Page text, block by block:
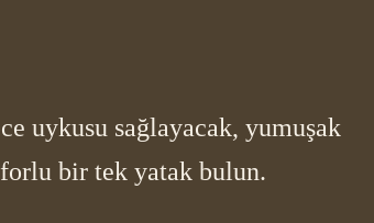
uykusu sağlayacak, yumuşak
bir tek yatak bulun.